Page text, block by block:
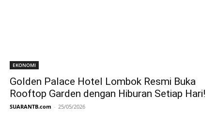
EKONOMI
Golden Palace Hotel Lombok Resmi Buka
Rooftop Garden dengan Hiburan Setiap Hari!
SUARANTB.com - 25/05/2026